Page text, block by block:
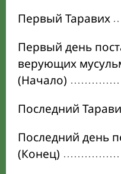
Первый Таравих
Первый день
верующих
(Начало)
Последний
Последний день
(Конец)